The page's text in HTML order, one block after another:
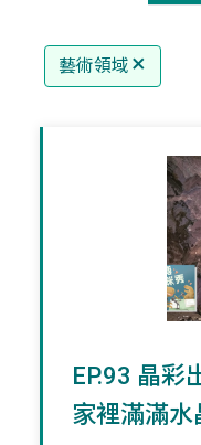
藝術領域
EP.93 晶彩
家裡滿滿水